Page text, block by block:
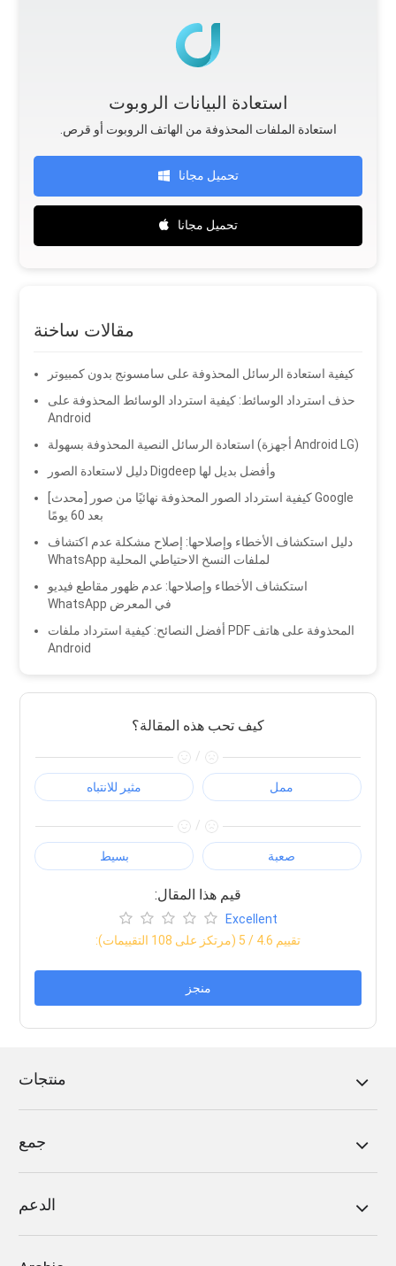
استعادة البيانات الروبوت
.استعادة الملفات المحذوفة من الهاتف الروبوت أو قرص
تحميل مجانا
تحميل مجانا
مقالات ساخنة
كيفية استعادة الرسائل المحذوفة على سامسونج بدون كمبيوتر
حذف استرداد الوسائط: كيفية استرداد الوسائط المحذوفة على
Android
استعادة الرسائل النصية المحذوفة بسهولة (أجهزة Android LG)
دليل لاستعادة الصور Digdeep وأفضل بديل لها
بعد 60 يومًا
دليل استكشاف الأخطاء وإصلاحها: إصلاح مشكلة عدم اكتشاف
WhatsApp لملفات النسخ الاحتياطي المحلية
استكشاف الأخطاء وإصلاحها: عدم ظهور مقاطع فيديو
WhatsApp في المعرض
أفضل النصائح: كيفية استرداد ملفات PDF المحذوفة على هاتف
Android
كيف تحب هذه المقالة؟
/
مثير للانتباه ممل
/
بسيط صعبة
:قيم هذا المقال
Excellent
:تقييم 4.6 / 5 (مرتكز على 108 التقييمات)
منجز
منتجات
جمع
الدعم